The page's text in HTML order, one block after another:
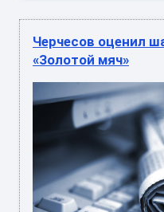
Черчесов оценил
«Золотой мяч»